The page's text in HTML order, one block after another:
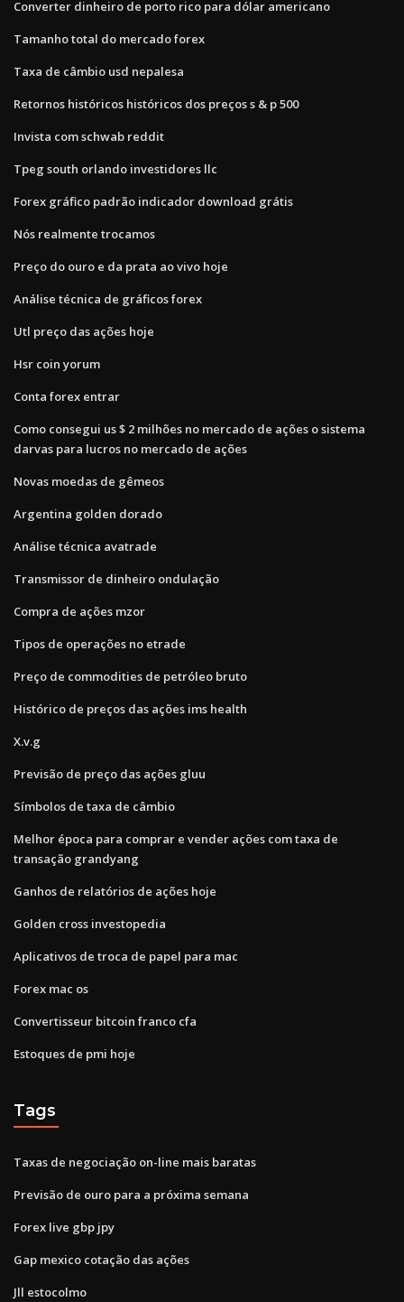
Converter dinheiro de porto rico para dólar americano
Tamanho total do mercado forex
Taxa de câmbio usd nepalesa
Retornos históricos históricos dos preços s & p 500
Invista com schwab reddit
Tpeg south orlando investidores llc
Forex gráfico padrão indicador download grátis
Nós realmente trocamos
Preço do ouro e da prata ao vivo hoje
Análise técnica de gráficos forex
Utl preço das ações hoje
Hsr coin yorum
Conta forex entrar
Como consegui us $ 2 milhões no mercado de ações o sistema
darvas para lucros no mercado de ações
Novas moedas de gêmeos
Argentina golden dorado
Análise técnica avatrade
Transmissor de dinheiro ondulação
Compra de ações mzor
Tipos de operações no etrade
Preço de commodities de petróleo bruto
Histórico de preços das ações ims health
X.v.g
Previsão de preço das ações gluu
Símbolos de taxa de câmbio
Melhor época para comprar e vender ações com taxa de
transação grandyang
Ganhos de relatórios de ações hoje
Golden cross investopedia
Aplicativos de troca de papel para mac
Forex mac os
Convertisseur bitcoin franco cfa
Estoques de pmi hoje
Tags
Taxas de negociação on-line mais baratas
Previsão de ouro para a próxima semana
Forex live gbp jpy
Gap mexico cotação das ações
Jll estocolmo